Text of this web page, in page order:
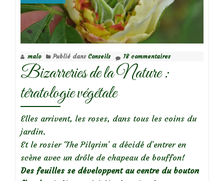
rosiers
sont-
elles
enroulées?
malo Publié dans Conseils 18 commentaires
Bizarreries de la Nature :
tératologie végétale
Elles arrivent, les roses, dans tous les coins du
jardin.
Et le rosier ‘The Pilgrim’ a décidé d’entrer en
scène avec un drôle de chapeau de bouffon!
Des feuilles se développent au centre du bouton